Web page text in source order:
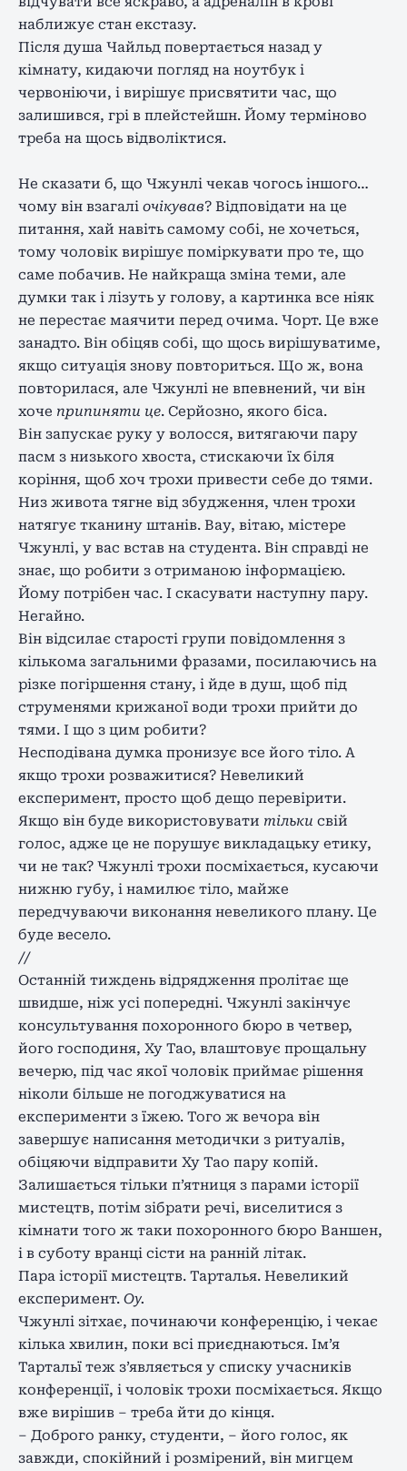
наближує стан екстазу.
Після душа Чайльд повертається назад у
кімнату, кидаючи погляд на ноутбук і
червоніючи, і вирішує присвятити час, що
залишився, грі в плейстейшн. Йому терміново
треба на щось відволіктися.
Не сказати б, що Чжунлі чекав чогось іншого…
чому він взагалі очікував? Відповідати на це
питання, хай навіть самому собі, не хочеться,
тому чоловік вирішує поміркувати про те, що
саме побачив. Не найкраща зміна теми, але
думки так і лізуть у голову, а картинка все ніяк
не перестає маячити перед очима. Чорт. Це вже
занадто. Він обіцяв собі, що щось вирішуватиме,
якщо ситуація знову повториться. Що ж, вона
повторилася, але Чжунлі не впевнений, чи він
хоче припиняти це. Серйозно, якого біса.
Він запускає руку у волосся, витягаючи пару
пасм з низького хвоста, стискаючи їх біля
коріння, щоб хоч трохи привести себе до тями.
Низ живота тягне від збудження, член трохи
натягує тканину штанів. Вау, вітаю, містере
Чжунлі, у вас встав на студента. Він справді не
знає, що робити з отриманою інформацією.
Йому потрібен час. І скасувати наступну пару.
Негайно.
Він відсилає старості групи повідомлення з
кількома загальними фразами, посилаючись на
різке погіршення стану, і йде в душ, щоб під
струменями крижаної води трохи прийти до
тями. І що з цим робити?
Несподівана думка пронизує все його тіло. А
якщо трохи розважитися? Невеликий
експеримент, просто щоб дещо перевірити.
Якщо він буде використовувати тільки свій
голос, адже це не порушує викладацьку етику,
чи не так? Чжунлі трохи посміхається, кусаючи
нижню губу, і намилює тіло, майже
передчуваючи виконання невеликого плану. Це
буде весело.
//
Останній тиждень відрядження пролітає ще
швидше, ніж усі попередні. Чжунлі закінчує
консультування похоронного бюро в четвер,
його господиня, Ху Тао, влаштовує прощальну
вечерю, під час якої чоловік приймає рішення
ніколи більше не погоджуватися на
експерименти з їжею. Того ж вечора він
завершує написання методички з ритуалів,
обіцяючи відправити Ху Тао пару копій.
Залишається тільки п’ятниця з парами історії
мистецтв, потім зібрати речі, виселитися з
кімнати того ж таки похоронного бюро Ваншен,
і в суботу вранці сісти на ранній літак.
Пара історії мистецтв. Тарталья. Невеликий
експеримент. Оу.
Чжунлі зітхає, починаючи конференцію, і чекає
кілька хвилин, поки всі приєднаються. Ім’я
Тартальї теж з’являється у списку учасників
конференції, і чоловік трохи посміхається. Якщо
вже вирішив – треба йти до кінця.
– Доброго ранку, студенти, – його голос, як
завжди, спокійний і розмірений, він мигцем